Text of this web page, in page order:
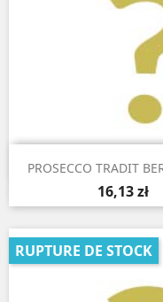
 Aperçu
PROSECCO TRADIT
16,13 zł
RUPTURE DE STOCK